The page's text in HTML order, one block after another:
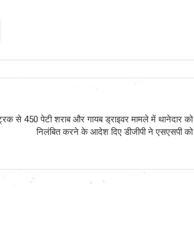
से 450 पेटी शराब और गायब ड्राइवर मामले में थानेदार को
निलंबित करने के आदेश दिए डीजीपी ने एसएसपी को